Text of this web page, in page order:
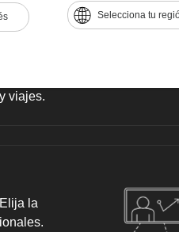
Selecciona tu
solución basada en
viajes.
la